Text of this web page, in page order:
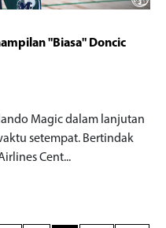
"Biasa" Doncic
Magic dalam lanjutan
setempat. Bertindak
Cent...